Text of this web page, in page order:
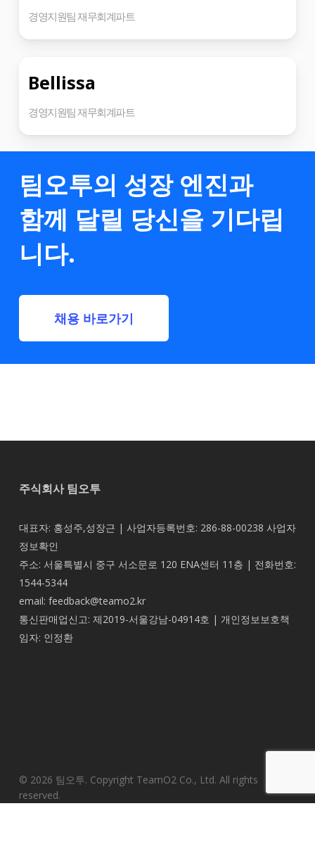
경영지원팀 재무회계파트
Bellissa
경영지원팀 재무회계파트
팀오투의 성장 엔진과
함께 달릴 당신을 기다립
니다.
채용 바로가기
주식회사 팀오투
대표자: 홍성주,성장근 | 사업자등록번호: 286-88-00238 사업자
정보확인
주소: 서울특별시 중구 서소문로 120 ENA센터 11층 | 전화번호:
1544-5344
email: feedback@teamo2.kr
통신판매업신고: 제2019-서울강남-04914호 | 개인정보보호책
임자: 인정환
© 2026 팀오투. Copyright TeamO2 Co., Ltd. All rights
reserved.